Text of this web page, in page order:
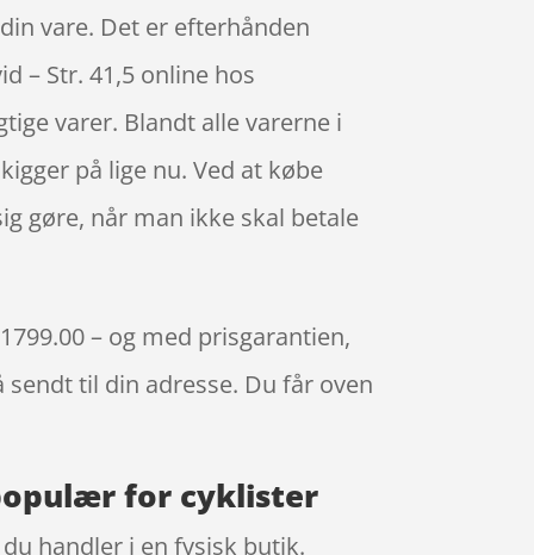
vare. Det er efterhånden
– Str. 41,5 online hos
varer. Blandt alle varerne i
på lige nu. Ved at købe
gøre, når man ikke skal betale
– og med prisgarantien,
til din adresse. Du får oven
populær for cyklister
handler i en fysisk butik.